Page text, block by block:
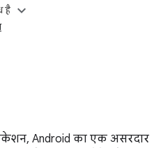
है
Android का एक असरदार